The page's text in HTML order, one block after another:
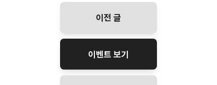
이전 글
이벤트 보기